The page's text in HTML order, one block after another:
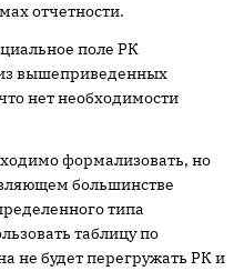
отчетности.
поле РК
вышеприведенных
нет необходимости
формализовать, но
большинстве
типа
таблицу по
не будет перегружать РК и